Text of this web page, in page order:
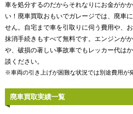
車を処分するのだからそれなりにお金がか
い！廃車買取おもいでガレージでは、廃車
せん。自宅まで車を引取りに伺う費用や、
抹消手続きもすべて無料です。エンジンが
や、破損の著しい事故車でもレッカー代は
談ください。
※車両の引き上げが困難な状況では別途費用が
廃車買取実績一覧